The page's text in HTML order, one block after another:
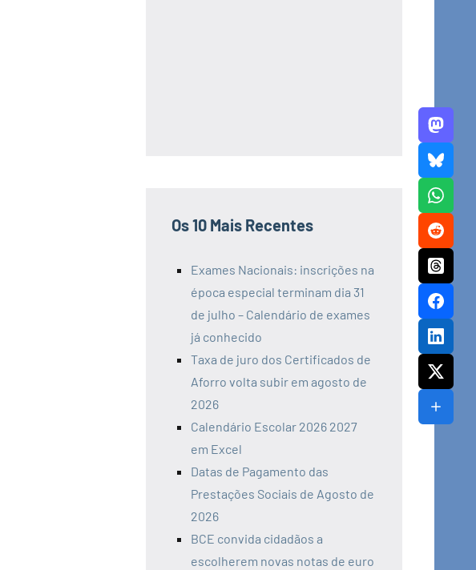
Os 10 Mais Recentes
Exames Nacionais: inscrições na
época especial terminam dia 31
de julho – Calendário de exames
já conhecido
Taxa de juro dos Certificados de
Aforro volta subir em agosto de
2026
Calendário Escolar 2026 2027
em Excel
Datas de Pagamento das
Prestações Sociais de Agosto de
2026
BCE convida cidadãos a
escolherem novas notas de euro